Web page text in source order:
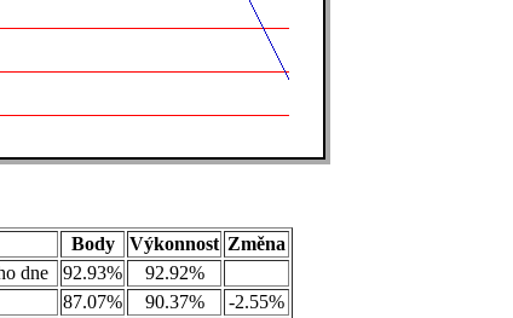
Body Výkonnost Změna
dne 92.93%
92.92%
87.07% 90.37%
-2.55%